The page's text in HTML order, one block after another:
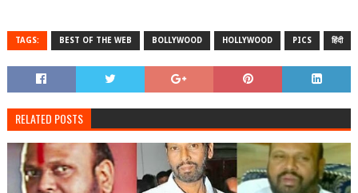
TAGS: BEST OF THE WEB BOLLYWOOD HOLLYWOOD PICS हिंदी
RELATED POSTS